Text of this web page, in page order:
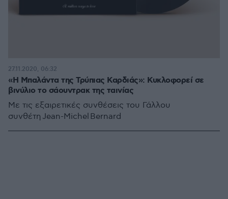
«Η Μπαλάντα της Τρύπιας Καρδιάς»: Κυκλοφορεί σε
βινύλιο το σάουντρακ της ταινίας
Με τις εξαιρετικές συνθέσεις του Γάλλου
συνθέτη Jean-Michel Bernard
27.11.2020, 06:32